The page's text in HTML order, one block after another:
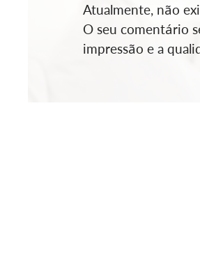
Atualmente, não
O seu comentário
impressão e a